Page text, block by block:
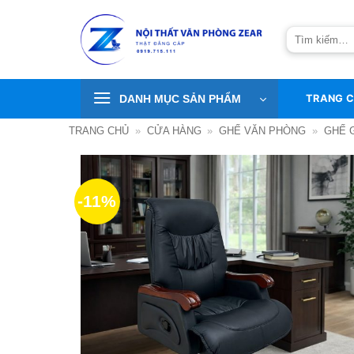
Tìm
kiếm:
DANH MỤC SẢN PHẨM TRANG
TRANG CHỦ » CỬA HÀNG » GHẾ VĂN PHÒNG » GHẾ
-11%